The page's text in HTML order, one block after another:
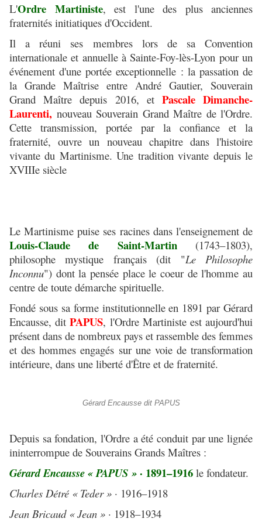
L'Ordre Martiniste, est l'une des plus anciennes
fraternités initiatiques d'Occident.
Il a réuni ses membres lors de sa Convention
internationale et annuelle à Sainte-Foy-lès-Lyon pour un
événement d'une portée exceptionnelle : la passation de
la Grande Maîtrise entre André Gautier, Souverain
Grand Maître depuis 2016, et Pascale Dimanche-
Laurenti, nouveau Souverain Grand Maître de l'Ordre.
Cette transmission, portée par la confiance et la
fraternité, ouvre un nouveau chapitre dans l'histoire
vivante du Martinisme. Une tradition vivante depuis le
XVIIIe siècle
Le Martinisme puise ses racines dans l'enseignement de
Louis-Claude de Saint-Martin(1743–1803),
philosophe mystique français (dit "Le Philosophe
Inconnu") dont la pensée place le coeur de l'homme au
centre de toute démarche spirituelle.
Fondé sous sa forme institutionnelle en 1891 par Gérard
Encausse, ditPAPUS, l'Ordre Martiniste est aujourd'hui
présent dans de nombreux pays et rassemble des femmes
et des hommes engagés sur une voie de transformation
intérieure, dans une liberté d'Être et de fraternité.
Gérard Encausse dit PAPUS
Depuis sa fondation, l'Ordre a été conduit par une lignée
ininterrompue de Souverains Grands Maîtres :
Gérard Encausse « PAPUS »· 1891–1916 le fondateur.
Charles Détré « Teder » · 1916–1918
Jean Bricaud « Jean » · 1918–1934